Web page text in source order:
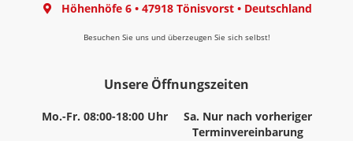
Höhenhöfe 6• 47918 Tönisvorst• Deutschland
Besuchen Sie uns und überzeugen Sie sich selbst!
Unsere Öffnungszeiten
Mo.-Fr. 08:00-18:00 Uhr
Sa. Nur nach vorheriger
Terminvereinbarung